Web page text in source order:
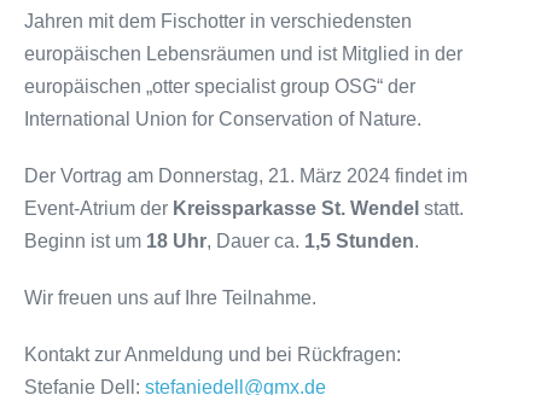
Jahren mit dem Fischotter in verschiedensten
europäischen Lebensräumen und ist Mitglied in der
europäischen „otter specialist group OSG“ der
International Union for Conservation of Nature.
Der Vortrag am Donnerstag, 21. März 2024 findet im
Event-Atrium der Kreissparkasse St. Wendel statt.
Beginn ist um 18 Uhr, Dauer ca. 1,5 Stunden.
Wir freuen uns auf Ihre Teilnahme.
Kontakt zur Anmeldung und bei Rückfragen:
Stefanie Dell: stefaniedell@gmx.de